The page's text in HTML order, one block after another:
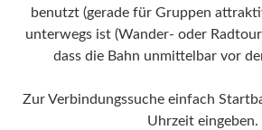
benutzt (gerade für Gruppen
unterwegs ist (Wander- oder
dass die Bahn unmittelbar vor
Zur Verbindungssuche einfach
Uhrzeit eingeben.